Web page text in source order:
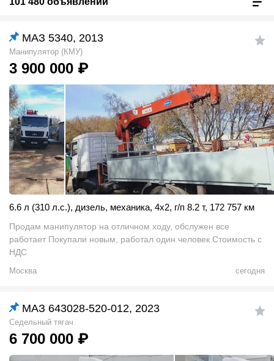
МАЗ 5340, 2013
Манипулятор (КМУ)
3 900 000 ₽
6.6 л (310 л.с.), дизель, механика, 4x2, г/п 8.2 т, 172 757 км
Продам манипулятор на отличном ходу, обслужен все
работает Покупали новым, работал один человек Стоимость с
НДС
Москва сегодня
МАЗ 643028-520-012, 2023
Седельный тягач
6 700 000 ₽